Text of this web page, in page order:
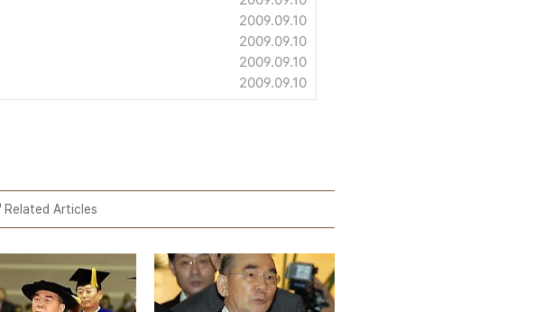
2009.09.10
2009.09.10
2009.09.10
2009.09.10
Related Articles